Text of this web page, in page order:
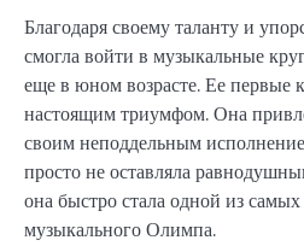
Благодаря своему таланту и
смогла войти в музыкальные
еще в юном возрасте. Ее первые
настоящим триумфом. Она
своим неподдельным
просто не оставляла
она быстро стала одной из самых
музыкального Олимпа.